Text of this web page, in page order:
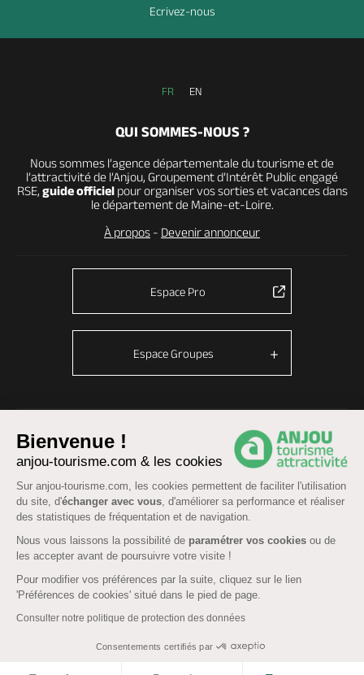
Bienvenue !
anjou-tourisme.com & les cookies
Sur anjou-tourisme.com, les cookies permettent de faciliter l'utilisation
du site, d'échanger avec vous, d'améliorer sa performance et réaliser
des statistiques de fréquentation et de navigation.
Nous vous laissons la possibilité de paramétrer vos cookies ou de
les accepter avant de poursuivre votre visite !
Pour modifier vos préférences par la suite, cliquez sur le lien
'Préférences de cookies' situé dans le pied de page.
Consulter notre politique de protection des données
Consentements certifiés par
Ecrivez-nous
FR EN
QUI SOMMES-NOUS ?
Nous sommes l’agence départementale du tourisme et de
l’attractivité de l’Anjou, Groupement d’Intérêt Public engagé
RSE, guide officielpour organiser vos sorties et vacances dans
le département de Maine-et-Loire.
À propos - Devenir annonceur
Espace Pro
Espace Groupes
Données personnelles-Cookies